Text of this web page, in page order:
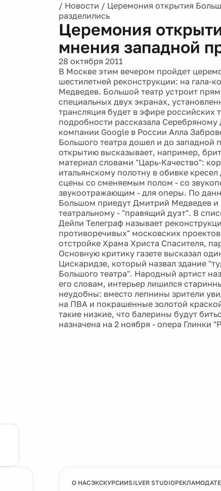
/ Новости / Церемония открытия
разделились
Церемония
мнения западной
28 октября 2011
В Москве этим вечером пройдет
шестилетней реконструкции: на гала-
Медведев. Большой театр устроит
специальных двух экранах,
трансляция будет в эфире российских
подробности рассказала
компании Google в России Алла
Большого театра дошел и до западной
открытию высказывает, например,
материал словами "Царь-Качество":
итальянскому полотну в обивке
сцены со сменяемым полом - со
звукоотражающим - для оперы. По
Большом приедут Дмитрий Медведев и
театральному - "правящий дуэт". В
Дейли Телеграф называет
противоречивых" московских
отстройке Храма Христа Спасителя,
Основную критику газете высказал
Цискаридзе, который назвал здание
Большого театра". Народный артист
его словам, интерьер лишился
неудобны: вместо лепнины зрители
на ПВА и покрашенные золотой
такие низкие, что балерины будут
назначена на 2 ноября - опера Глинки
О НАСЭКСКУРСИИSILVER STUDIO